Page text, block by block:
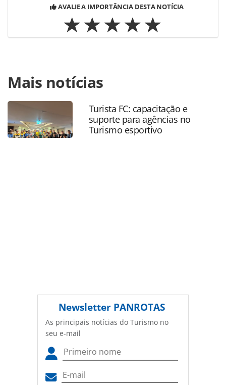
AVALIE A IMPORTÂNCIA DESTA NOTÍCIA
https://www.panrotas.com.br/aviacao/eventos/2022/09/
airlines-promove-girls-in-aviation-day-no-
brasil_192137.html ou as ferramentas oferecidas na
página. Todo o conteúdo produzido pela PANROTAS
Editora é protegido pela legislação brasileira sobre direito
autoral. Não reproduza o conteúdo sem autorização da
Mais notícias
Turista FC: capacitação e
suporte para agências no
Turismo esportivo
Newsletter PANROTAS
As principais notícias do Turismo no
seu e-mail